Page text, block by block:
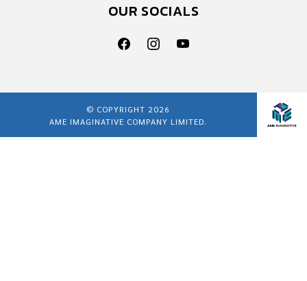
OUR SOCIALS
© COPYRIGHT 2026
AME IMAGINATIVE COMPANY LIMITED.